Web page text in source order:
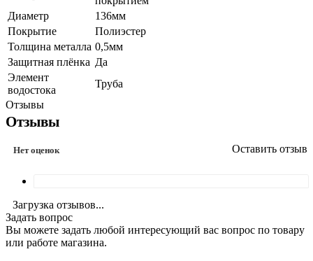
Диаметр
136мм
Покрытие
Полиэстер
Толщина металла 0,5мм
Защитная плёнка Да
Элемент
водостока
Труба
Отзывы
Отзывы
Нет оценок Оставить отзыв
Загрузка отзывов...
Задать вопрос
Вы можете задать любой интересующий вас вопрос по товару
или работе магазина.